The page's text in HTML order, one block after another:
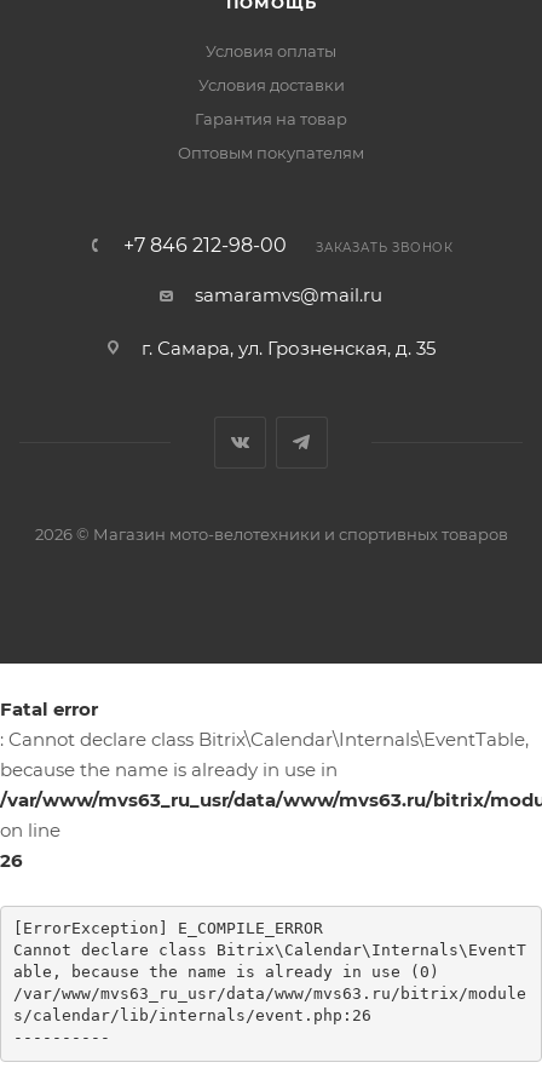
Условия оплаты
Условия доставки
Гарантия на товар
Оптовым покупателям
+7 846 212-98-00 ЗАКАЗАТЬ ЗВОНОК
samaramvs@mail.ru
г. Самара, ул. Грозненская, д. 35
2026 © Магазин мото-велотехники и спортивных товаров
Fatal error
: Cannot declare class Bitrix\Calendar\Internals\EventTable,
because the name is already in use in
/var/www/mvs63_ru_usr/data/www/mvs63.ru/bitrix/
on line
26
[ErrorException] E_COMPILE_ERROR
Cannot declare class Bitrix\Calendar\Internals\EventT
able, because the name is already in use (0)
/var/www/mvs63_ru_usr/data/www/mvs63.ru/bitrix/module
s/calendar/lib/internals/event.php:26